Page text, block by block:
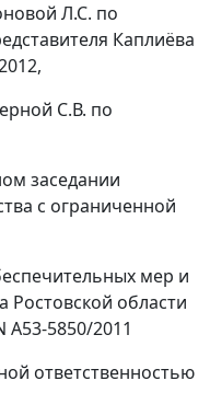
Л.С. по
Каплиёва
С.В. по
заседании
с ограниченной
мер и
Ростовской области
А53-5850/2011
ответственностью